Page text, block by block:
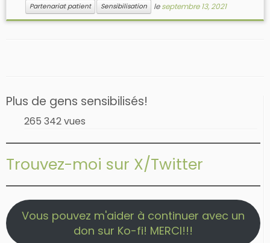
Partenariat patient
Sensibilisation leseptembre 13, 2021
Plus de gens sensibilisés!
265 342 vues
Trouvez-moi sur X/Twitter
Vous pouvez m'aider à continuer avec un
don sur Ko-fi! MERCI!!!